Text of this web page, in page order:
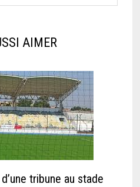
AIMER
tribune au stade